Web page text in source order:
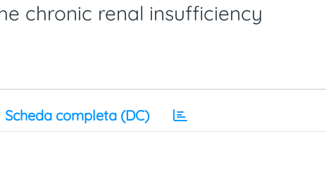
chronic renal insufficiency
Scheda completa (DC)